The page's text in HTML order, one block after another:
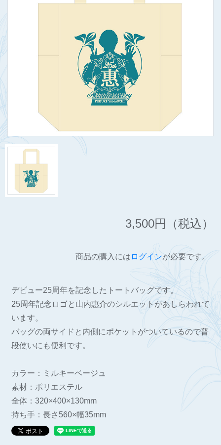
3,500円（税込）
商品の購入には ログインが必要です。
デビュー25周年を記念したトートバッグです。
25周年記念ロゴと山内惠介のシルエットがあしらわれて
います。
バッグの両サイドと内側にポケットがついているので普
段使いにも便利です。
カラー：ミルキーベージュ
素材：ポリエステル
全体：320×400×130mm
持ち手：長さ560×幅35mm